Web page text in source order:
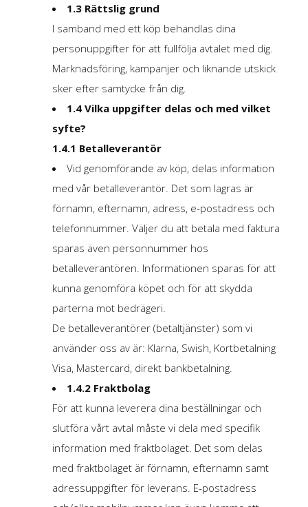
1.3 Rättslig grund
I samband med ett köp behandlas dina
personuppgifter för att fullfölja avtalet med dig.
Marknadsföring, kampanjer och liknande utskick
sker efter samtycke från dig.
1.4 Vilka uppgifter delas och med vilket
syfte?
1.4.1 Betalleverantör
Vid genomförande av köp, delas information
med vår betalleverantör. Det som lagras är
förnamn, efternamn, adress, e-postadress och
telefonnummer. Väljer du att betala med faktura
sparas även personnummer hos
betalleverantören. Informationen sparas för att
kunna genomföra köpet och för att skydda
parterna mot bedrägeri.
De betalleverantörer (betaltjänster) som vi
använder oss av är: Klarna, Swish, Kortbetalning
Visa, Mastercard, direkt bankbetalning.
1.4.2 Fraktbolag
För att kunna leverera dina beställningar och
slutföra vårt avtal måste vi dela med specifik
information med fraktbolaget. Det som delas
med fraktbolaget är förnamn, efternamn samt
adressuppgifter för leverans. E-postadress